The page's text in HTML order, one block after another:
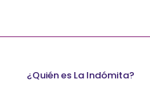
¿Quién es La Indómita?